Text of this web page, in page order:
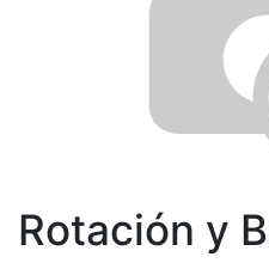
Rotación y